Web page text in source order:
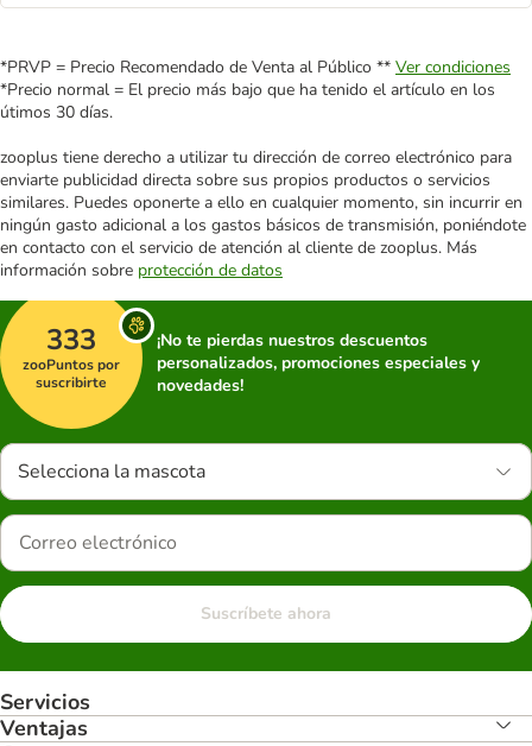
*PRVP = Precio Recomendado de Venta al Público ** Ver condiciones
*Precio normal = El precio más bajo que ha tenido el artículo en los
útimos 30 días.
zooplus tiene derecho a utilizar tu dirección de correo electrónico para
enviarte publicidad directa sobre sus propios productos o servicios
similares. Puedes oponerte a ello en cualquier momento, sin incurrir en
ningún gasto adicional a los gastos básicos de transmisión, poniéndote
en contacto con el servicio de atención al cliente de zooplus. Más
información sobre protección de datos
333
zooPuntos por
suscribirte
¡No te pierdas nuestros descuentos
personalizados, promociones especiales y
novedades!
Selecciona la mascota
Suscríbete ahora
Servicios
Ventajas